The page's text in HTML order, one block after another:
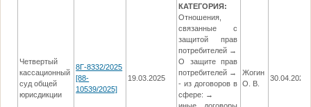
Четвертый
кассационный
суд общей
юрисдикции
8Г-8332/2025
[88-
10539/2025]
19.03.2025
КАТЕГОРИЯ:
Отношения,
связанные с
защитой прав
потребителей →
О защите прав
потребителей →
- из договоров в
сфере: →
Жогин
О. В.
30.04.2025